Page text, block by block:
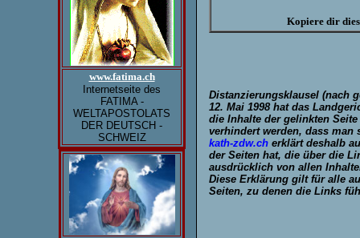
www.fatima.ch
Internetseite des
FATIMA -
WELTAPOSTOLATS
DER DEUTSCH -
SCHWEIZ
Kopiere dir
Distanzierungsklausel(nach
12. Mai 1998 hat das
die Inhalte der gelinkten
verhindert werden, dass man
kath-zdw.cherklärt deshalb
der Seiten hat, die über die
ausdrücklich von allen
Diese Erklärung gilt für alle
Seiten, zu denen die Links